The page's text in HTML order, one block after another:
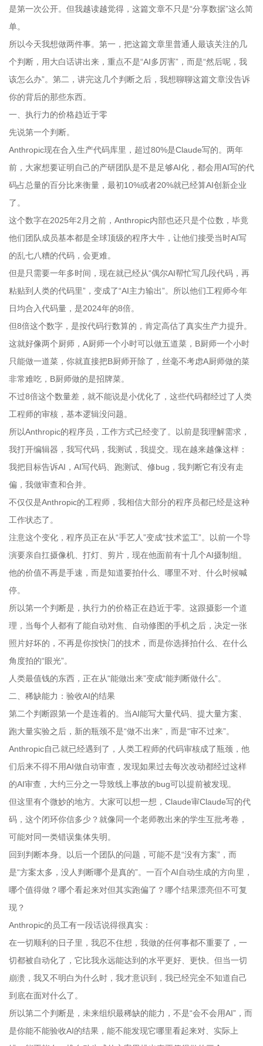
是第一次公开。但我越读越觉得，这篇文章不只是“分享数据”这么简
单。
所以今天我想做两件事。第一，把这篇文章里普通人最该关注的几
个判断，用大白话讲出来，重点不是“AI多厉害”，而是“然后呢，我
该怎么办”。第二，讲完这几个判断之后，我想聊聊这篇文章没告诉
你的背后的那些东西。
一、执行力的价格趋近于零
先说第一个判断。
Anthropic现在合入生产代码库里，超过80%是Claude写的。两年
前，大家想要证明自己的产研团队是不是足够AI化，都会用AI写的代
码占总量的百分比来衡量，最初10%或者20%就已经算AI创新企业
了。
这个数字在2025年2月之前，Anthropic内部也还只是个位数，毕竟
他们团队成员基本都是全球顶级的程序大牛，让他们接受当时AI写
的乱七八糟的代码，会更难。
但是只需要一年多时间，现在就已经从“偶尔AI帮忙写几段代码，再
粘贴到人类的代码里”，变成了“AI主力输出”。所以他们工程师今年
日均合入代码量，是2024年的8倍。
但8倍这个数字，是按代码行数算的，肯定高估了真实生产力提升。
这就好像两个厨师，A厨师一个小时可以做五道菜，B厨师一个小时
只能做一道菜，你就直接把B厨师开除了，丝毫不考虑A厨师做的菜
非常难吃，B厨师做的是招牌菜。
不过8倍这个数量差，就不能说是小优化了，这些代码都经过了人类
工程师的审核，基本逻辑没问题。
所以Anthropic的程序员，工作方式已经变了。以前是我理解需求，
我打开编辑器，我写代码，我测试，我提交。现在越来越像这样：
我把目标告诉AI，AI写代码、跑测试、修bug，我判断它有没有走
偏，我做审查和合并。
不仅仅是Anthropic的工程师，我相信大部分的程序员都已经是这种
工作状态了。
注意这个变化，程序员正在从“手艺人”变成“技术监工”。以前一个导
演要亲自扛摄像机、打灯、剪片，现在他面前有十几个AI摄制组。
他的价值不再是手速，而是知道要拍什么、哪里不对、什么时候喊
停。
所以第一个判断是，执行力的价格正在趋近于零。这跟摄影一个道
理，当每个人都有了能自动对焦、自动修图的手机之后，决定一张
照片好坏的，不再是你按快门的技术，而是你选择拍什么、在什么
角度拍的“眼光”。
人类最值钱的东西，正在从“能做出来”变成“能判断做什么”。
二、稀缺能力：验收AI的结果
第二个判断跟第一个是连着的。当AI能写大量代码、提大量方案、
跑大量实验之后，新的瓶颈不是“做不出来”，而是“审不过来”。
Anthropic自己就已经遇到了，人类工程师的代码审核成了瓶颈，他
们后来不得不用AI做自动审查，发现如果过去每次改动都经过这样
的AI审查，大约三分之一导致线上事故的bug可以提前被发现。
但这里有个微妙的地方。大家可以想一想，Claude审Claude写的代
码，这个闭环你信多少？就像同一个老师教出来的学生互批考卷，
可能对同一类错误集体失明。
回到判断本身。以后一个团队的问题，可能不是“没有方案”，而
是“方案太多，没人判断哪个是真的”。一百个AI自动生成的方向里，
哪个值得做？哪个看起来对但其实跑偏了？哪个结果漂亮但不可复
现？
Anthropic的员工有一段话说得很真实：
在一切顺利的日子里，我忍不住想，我做的任何事都不重要了，一
切都被自动化了，它比我永远能达到的水平更好、更快。但当一切
崩溃，我又不明白为什么时，我才意识到，我已经完全不知道自己
到底在面对什么了。
所以第二个判断是，未来组织最稀缺的能力，不是“会不会用AI”，而
是你能不能验收AI的结果，能不能发现它哪里看起来对、实际上